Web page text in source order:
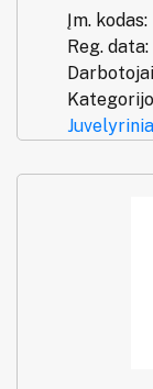
Įm. kodas:
Reg. data: